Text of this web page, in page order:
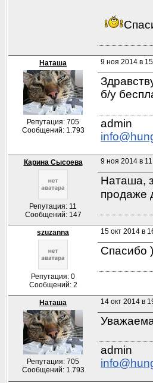
Наташа
Репутация: 705
Сообщений: 1.793
9 ноя 2014 в
б/у
Карина Сысоева
Репутация: 11
Сообщений: 147
9 ноя 2014 в
Наташа,
продаже
szuzanna
Репутация: 0
Сообщений: 2
15 окт 2014 в
Спасибо
Наташа
Репутация: 705
Сообщений: 1.793
14 окт 2014 в